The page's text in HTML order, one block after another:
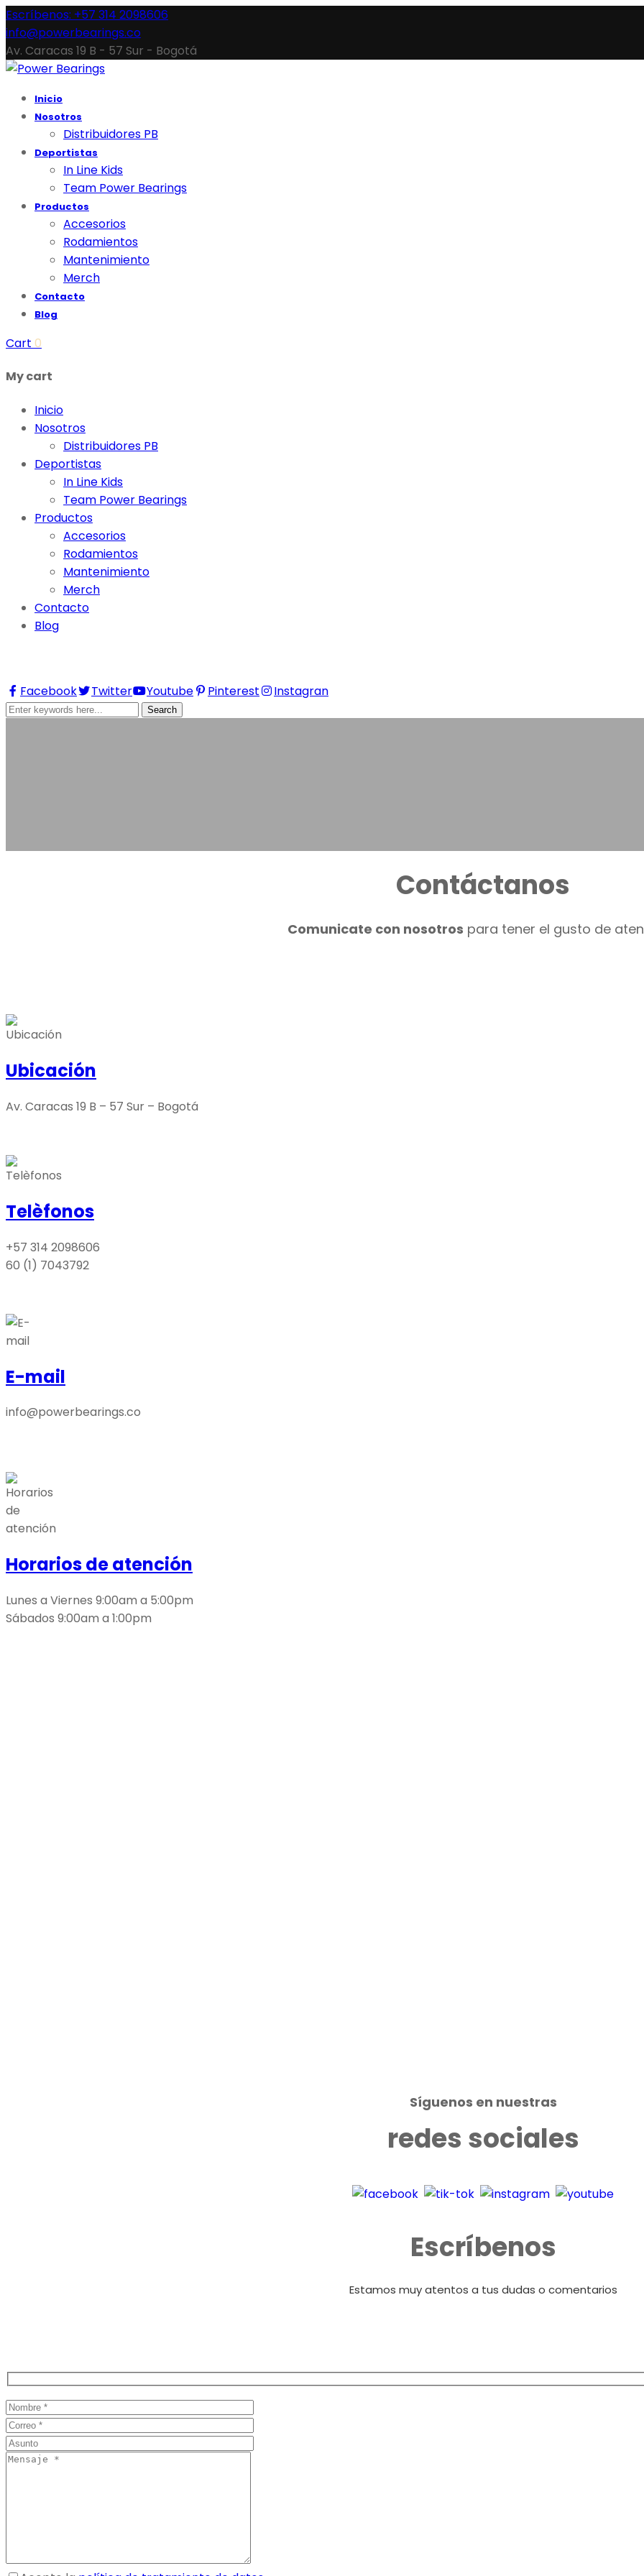
Escríbenos: +57 314 2098606
info@powerbearings.co
Av. Caracas 19 B - 57 Sur - Bogotá
Inicio
Nosotros
Distribuidores PB
Deportistas
In Line Kids
Team Power Bearings
Productos
Accesorios
Rodamientos
Mantenimiento
Merch
Contacto
Blog
Cart 0
My cart
Inicio
Nosotros
Distribuidores PB
Deportistas
In Line Kids
Team Power Bearings
Productos
Accesorios
Rodamientos
Mantenimiento
Merch
Contacto
Blog
Facebook Twitter Youtube Pinterest Instagran
Search
Contáctanos
Comunicate con nosotros para tener el gusto de
Ubicación
Av. Caracas 19 B – 57 Sur – Bogotá
Telèfonos
+57 314 2098606
60 (1) 7043792
E-mail
info@powerbearings.co
Horarios de atención
Lunes a Viernes 9:00am a 5:00pm
Sábados 9:00am a 1:00pm
Síguenos en nuestras
redes sociales
Escríbenos
Estamos muy atentos a tus dudas o comentarios